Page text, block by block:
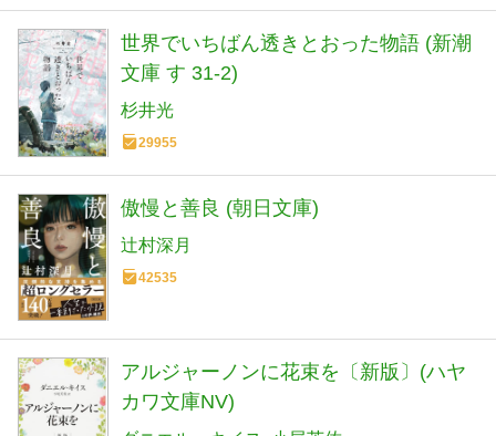
世界でいちばん透きとおった物語 (新潮
文庫 す 31-2)
杉井光
29955
傲慢と善良 (朝日文庫)
辻村深月
42535
アルジャーノンに花束を〔新版〕(ハヤ
カワ文庫NV)